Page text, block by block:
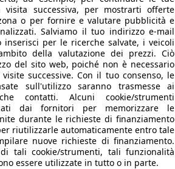
successiva, per mostrarti offerte
o per fornire e valutare pubblicità e
Salviamo il tuo indirizzo e-mail
inserisci per le ricerche salvate, i veicoli
della valutazione dei prezzi. Ciò
del sito web, poiché non è necessario
successive. Con il tuo consenso, le
sull'utilizzo saranno trasmesse ai
contatti. Alcuni cookie/strumenti
dai fornitori per memorizzare le
durante le richieste di finanziamento
riutilizzarle automaticamente entro tale
nuove richieste di finanziamento.
tali cookie/strumenti, tali funzionalità
essere utilizzate in tutto o in parte.